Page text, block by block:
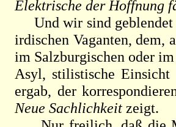
Elektrische der Hoffnung
Und wir sind geblendet
irdischen Vaganten, dem,
im Salzburgischen oder
Asyl, stilistische
ergab, der
Neue Sachlichkeit zeigt.